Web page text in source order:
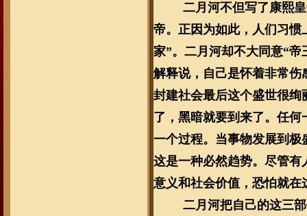
二月河不但写了康熙
帝。正因为如此，人们习惯
家”。二月河却不大同意“
解释说，自己是怀着非常
封建社会最后这个盛世很
了，黑暗就要到来了。任
一个过程。当事物发展到
这是一种必然趋势。尽管有
意义和社会价值，恐怕就在
二月河把自己的这三